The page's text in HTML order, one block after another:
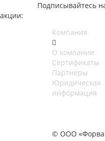
Подписывайтесь
акции:
Компания
О компании
Сертификаты
Партнеры
Юридическая
информация
© ООО